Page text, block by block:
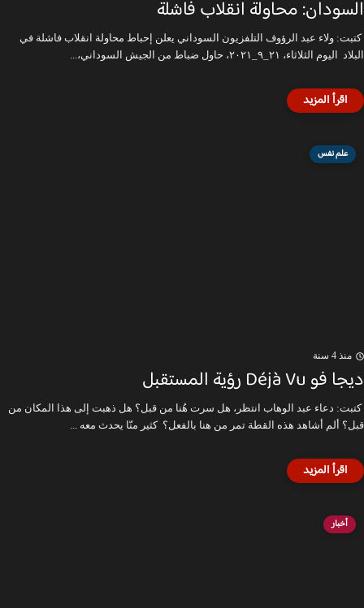
السودان: محاولة انقلاب فاشلة
كتبت: ولاء عبد الرؤوف التلفزيون السوداني يعلن إحباط محاولة انقلاب فاشلة في
البلاد اليوم الثلاثاء، ٢١_٩_٢٠٢١، حاول ضباط من الجيش السوداني،...
علم نفس
منذ 4 سنة
ديجا فو Déjà Vu رؤية المستقبل
كتبت: دعاء عبد الوهاب انتظر، هل سرت هُنا من قبل؟ هل ذهبت إلى هذا المكان من
قبل؟ ألم أشاهد هذه القطة تمر من هنا بالفعل؟ كثير منّا يحدث معه ...
أخبار